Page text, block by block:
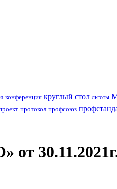
конференция круглый стол льготы
протокол профсоюз